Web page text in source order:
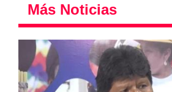
Más Noticias